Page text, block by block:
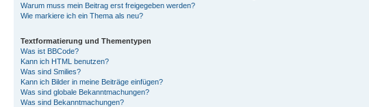
Warum muss mein Beitrag erst freigegeben werden?
Wie markiere ich ein Thema als neu?
Textformatierung und Thementypen
Was ist BBCode?
Kann ich HTML benutzen?
Was sind Smilies?
Kann ich Bilder in meine Beiträge einfügen?
Was sind globale Bekanntmachungen?
Was sind Bekanntmachungen?